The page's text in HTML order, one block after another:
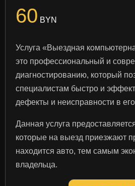
60 BYN
Услуга «Выездная
это профессиональный и
диагностированию, который
специалистам быстро и
дефекты и неисправности в
Данная услуга
которые на выезд приезжают
находится авто, тем самым
владельца.